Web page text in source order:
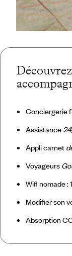
Conciergerie
Assistance
Appli carnet
Voyageurs
Wifi nomade :
Modifier son
Absorption